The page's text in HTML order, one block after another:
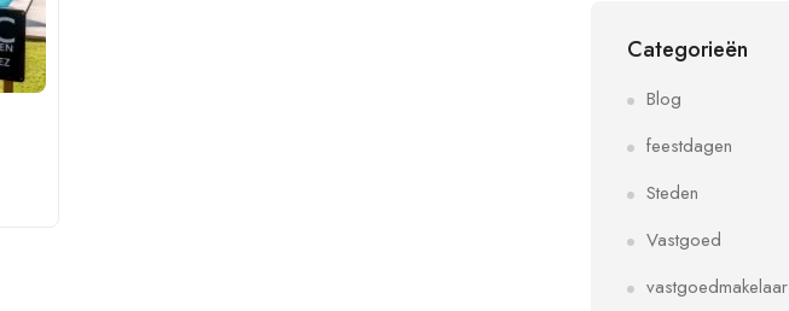
Categorieën
Blog
feestdagen
Steden
Vastgoed
vastgoedmakelaar